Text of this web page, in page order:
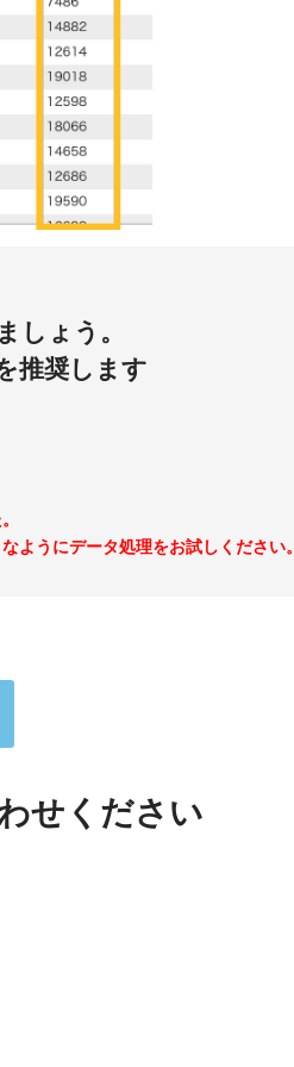
しょう。
推奨します
ようにデータ処理をお試しください。
せください